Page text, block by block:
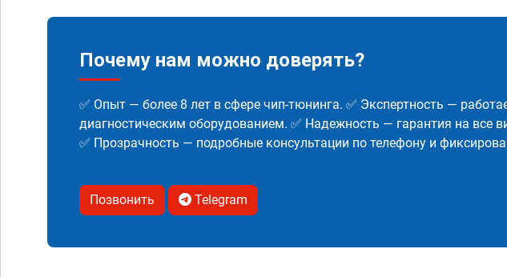
Почему нам можно доверять?
✅ Опыт — более 8 лет в сфере чип-тюнинга. ✅ Экспертность —
диагностическим оборудованием. ✅ Надежность — гарантия на все
✅ Прозрачность — подробные консультации по телефону и
Позвонить Telegram